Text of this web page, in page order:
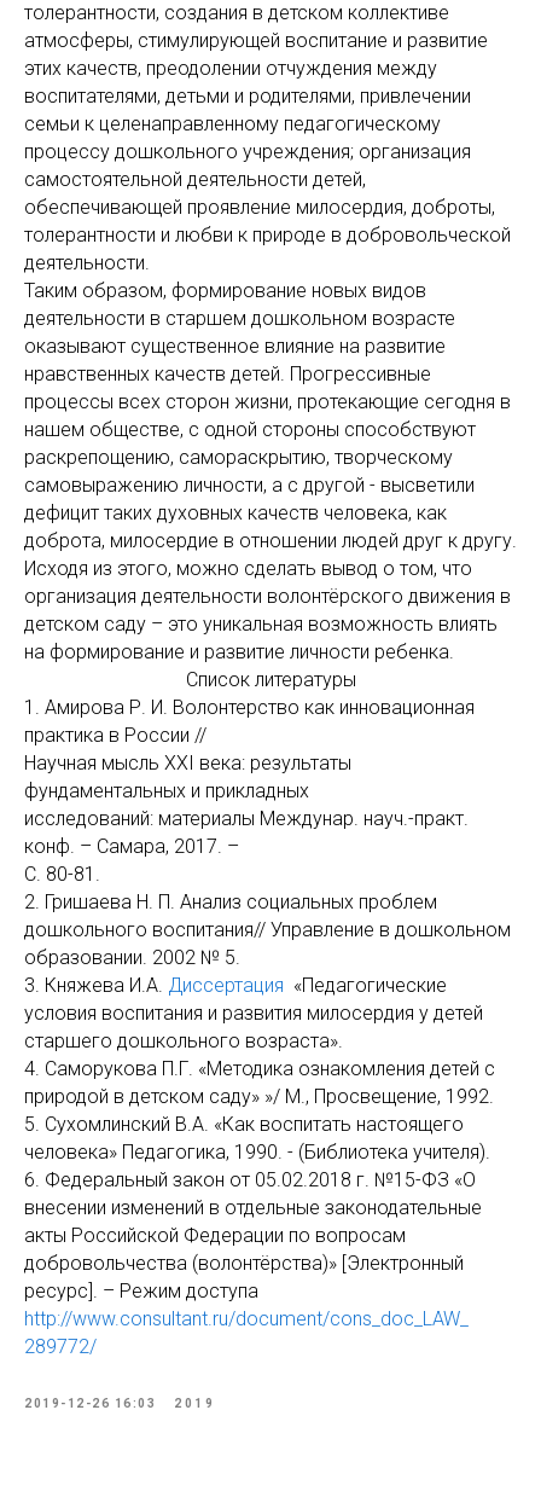
толерантности, создания в детском коллективе
атмосферы, стимулирующей воспитание и развитие
этих качеств, преодолении отчуждения между
воспитателями, детьми и родителями, привлечении
семьи к целенаправленному педагогическому
процессу дошкольного учреждения; организация
самостоятельной деятельности детей,
обеспечивающей проявление милосердия, доброты,
толерантности и любви к природе в добровольческой
деятельности.
Таким образом, формирование новых видов
деятельности в старшем дошкольном возрасте
оказывают существенное влияние на развитие
нравственных качеств детей. Прогрессивные
процессы всех сторон жизни, протекающие сегодня в
нашем обществе, с одной стороны способствуют
раскрепощению, самораскрытию, творческому
самовыражению личности, а с другой - высветили
дефицит таких духовных качеств человека, как
доброта, милосердие в отношении людей друг к другу.
Исходя из этого, можно сделать вывод о том, что
организация деятельности волонтёрского движения в
детском саду – это уникальная возможность влиять
на формирование и развитие личности ребенка.
Список литературы
1. Амирова Р. И. Волонтерство как инновационная
практика в России //
Научная мысль XXI века: результаты
фундаментальных и прикладных
исследований: материалы Междунар. науч.-практ.
конф. – Самара, 2017. –
С. 80-81.
2. Гришаева Н. П. Анализ социальных проблем
дошкольного воспитания// Управление в дошкольном
образовании. 2002 № 5.
3. Княжева И.А. Диссертация «Педагогические
условия воспитания и развития милосердия у детей
старшего дошкольного возраста».
4. Саморукова П.Г. «Методика ознакомления детей с
природой в детском саду» »/ М., Просвещение, 1992.
5. Сухомлинский В.А. «Как воспитать настоящего
человека» Педагогика, 1990. - (Библиотека учителя).
6. Федеральный закон от 05.02.2018 г. №15-ФЗ «О
внесении изменений в отдельные законодательные
акты Российской Федерации по вопросам
добровольчества (волонтёрства)» [Электронный
ресурс]. – Режим доступа
http://www.consultant.ru/document/cons_doc_LAW_
289772/
2019-12-26 16:03 2019